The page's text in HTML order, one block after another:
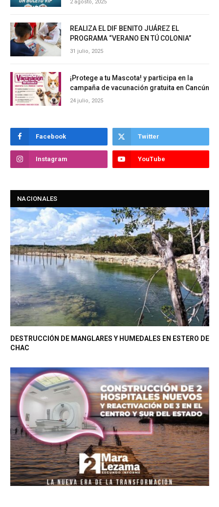
2 agosto, 2025
REALIZA EL DIF BENITO JUÁREZ EL
PROGRAMA “VERANO EN TÚ COLONIA”
31 julio, 2025
¡Protege a tu Mascota! y participa en la
campaña de vacunación gratuita en Cancún
24 julio, 2025
Facebook Twitter
Instagram YouTube
NACIONALES
DESTRUCCIÓN DE MANGLARES Y HUMEDALES EN ESTERO DE
CHAC